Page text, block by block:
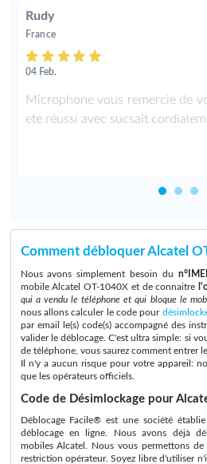
Rudy
France
04 Feb.
Microphone vous remercie de
ete réussi avec sucsait
Comment débloquer Alcatel
Nous avons simplement besoin du n°IMEI
mobile Alcatel OT-1040X et de connaitre
qui a vendu le téléphone et qui bloque le
nous allons calculer le code pour
par email le(s) code(s) accompagné des
valider le déblocage. C'est ultra simple: si
de téléphone, vous saurez comment entrer
Il n'y a aucun risque pour votre appareil:
que les opérateurs officiels.
Code de Désimlockage pour
Déblocage Facile® est une société
déblocage en ligne. Nous avons déjà
mobiles Alcatel. Nous vous permettons
restriction opérateur. Soyez libre d'utiliser